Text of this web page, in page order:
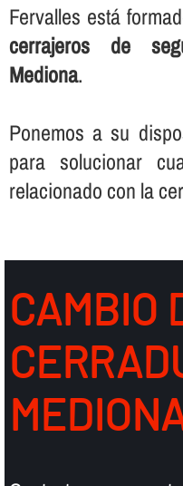
Fervalles está
cerrajeros de
Mediona.
Ponemos a su
para solucionar
relacionado con la
CAMBIO